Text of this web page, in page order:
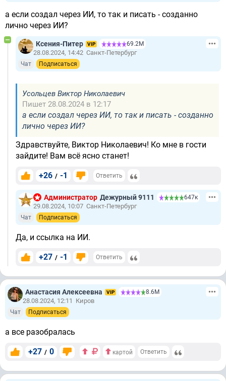
а если создал через ИИ, то так и писать - созданно
лично через ИИ?
Ксения-Питер VIP 69.2М
28.08.2024, 14:42 Санкт-Петербург
Чат Подписаться
Усольцев Виктор Николаевич
Пишет 28.08.2024 в 12:17
а если создал через ИИ, то так и писать - созданно
лично через ИИ?
Здравствуйте, Виктор Николаевич! Ко мне в гости
зайдите! Вам всё ясно станет!
+26 / -1 Ответить
Администратор Дежурный 9111 647к
29.08.2024, 10:07 Санкт-Петербург
Чат Подписаться
Да, и ссылка на ИИ.
+27 / -1 Ответить
Анастасия Алексеевна VIP 8.6М
28.08.2024, 12:11 Киров
Чат Подписаться
а все разобралась
+27 / 0 картой Ответить